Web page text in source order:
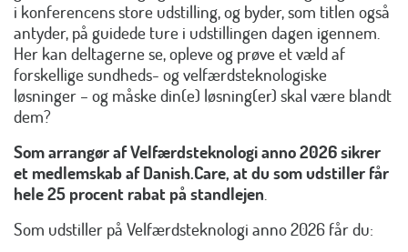
i konferencens store udstilling, og byder, som titlen også
antyder, på guidede ture i udstillingen dagen igennem.
Her kan deltagerne se, opleve og prøve et væld af
forskellige sundheds- og velfærdsteknologiske
løsninger – og måske din(e) løsning(er) skal være blandt
dem?
Som arrangør af Velfærdsteknologi anno 2026 sikrer
et medlemskab af Danish.Care, at du som udstiller får
hele 25 procent rabat på standlejen.
Som udstiller på Velfærdsteknologi anno 2026 får du: